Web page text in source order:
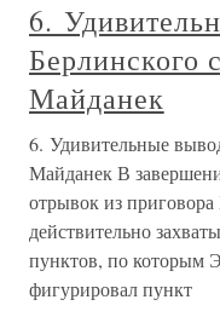
6.
Берлинского
Майданек
6. Удивительные
Майданек В
отрывок из приговора
действительно
пунктов, по которым
фигурировал пункт